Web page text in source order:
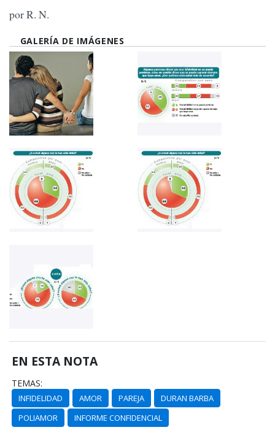
por R. N.
GALERÍA DE IMÁGENES
EN ESTA NOTA
TEMAS:
INFIDELIDAD AMOR PAREJA
DURAN BARBA
POLIAMOR
INFORME CONFIDENCIAL